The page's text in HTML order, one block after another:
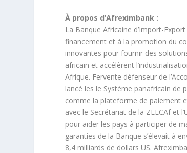
À propos d’Afreximbank :
La Banque Africaine d’Import-
financement et à la promotion du
innovantes pour fournir des
africain et accélèrent
Afrique. Fervente défenseur de
lancé les le Système panafricain de
comme la plateforme de paiement
avec le Secrétariat de la ZLECAf et
pour aider les pays à participer de
garanties de la Banque s’élevait à
8,4 milliards de dollars US.